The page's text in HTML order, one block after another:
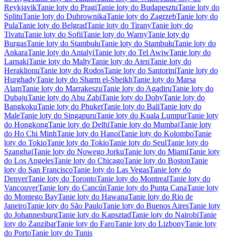
ReykjavikTanie loty do PragiTanie loty do BudapesztuTanie loty do
SplituTanie loty do DubrownikaTanie loty do ZagrzebTanie loty do
PulaTanie loty do BelgradTanie loty do TiranyTanie loty do
TivatuTanie loty do SofiiTanie loty do WarnyTanie loty do
BurgasTanie loty do StambułuTanie loty do StambułuTanie loty do
AnkaraTanie loty do AntalyiTanie loty do Tel AwiwTanie loty do
LarnakiTanie loty do MaltyTanie loty do AtenTanie loty do
HeraklionuTanie loty do RodosTanie loty do SantoriniTanie loty do
HurghadyTanie loty do Sharm el-SheikhTanie loty do Marsa
AlamTanie loty do MarrakeszuTanie loty do AgadiruTanie loty do
DubajuTanie loty do Abu ZabiTanie loty do DohyTanie loty do
BangkokuTanie loty do PhuketTanie loty do BaliTanie loty do
MaleTanie loty do SingapuruTanie loty do Kuala LumpurTanie loty
do HongkongTanie loty do DelhiTanie loty do MumbajTanie loty
do Ho Chi MinhTanie loty do HanoiTanie loty do KolomboTanie
loty do TokioTanie loty do TokioTanie loty do SeulTanie loty do
SzanghajTanie loty do Nowego JorkuTanie loty do MiamiTanie loty
do Los AngelesTanie loty do ChicagoTanie loty do BostonTanie
loty do San FranciscoTanie loty do Las VegasTanie loty do
DenverTanie loty do TorontoTanie loty do MontrealTanie loty do
VancouverTanie loty do CancúnTanie loty do Punta CanaTanie loty
do Montego BayTanie loty do HawanaTanie loty do Rio de
JaneiroTanie loty do São PauloTanie loty do Buenos AiresTanie loty
do JohannesburgTanie loty do KapsztadTanie loty do NairobiTanie
loty do ZanzibarTanie loty do FaroTanie loty do LizbonyTanie loty
do PortoTanie loty do Tunis